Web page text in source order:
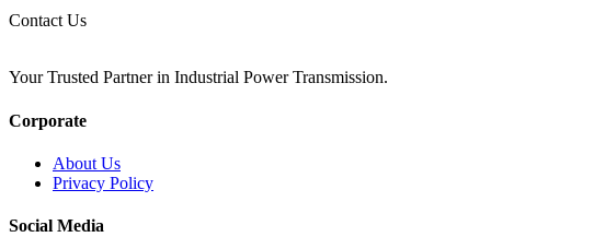
Contact Us
Your Trusted Partner in Industrial Power Transmission.
Corporate
About Us
Privacy Policy
Social Media